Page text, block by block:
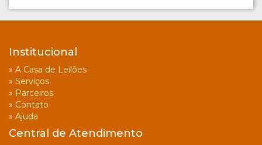
Institucional
» A Casa de Leilões
» Serviços
» Parceiros
» Contato
» Ajuda
Central de Atendimento